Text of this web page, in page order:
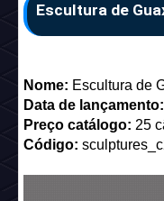
Escultura de
Nome: Escultura de
Data de lançamento:
Preço catálogo: 25
Código: